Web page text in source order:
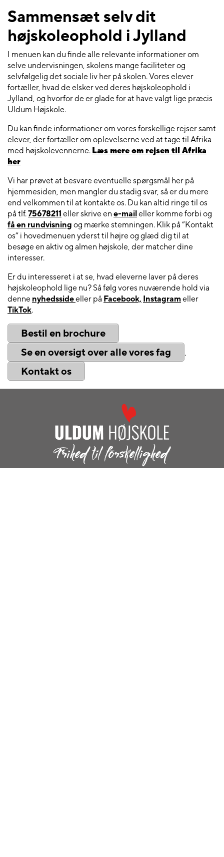
Sammensæt selv dit
højskoleophold i Jylland
I menuen kan du finde alle relevante informationer om
selve undervisningen, skolens mange faciliteter og
selvfølgelig det sociale liv her på skolen. Vores elever
fortæller, hvad de elsker ved deres højskoleophold i
Jylland, og hvorfor de er glade for at have valgt lige præcis
Uldum Højskole.
Du kan finde informationer om vores forskellige rejser samt
elever, der fortæller om oplevelserne ved at tage til Afrika
med højskolevennerne. Læs mere om rejsen til Afrika
her
Vi har prøvet at besvare eventuelle spørgsmål her på
hjemmesiden, men mangler du stadig svar, så er du mere
end velkommen til at kontakte os. Du kan altid ringe til os
på tlf.75678211 eller skrive en e-maileller komme forbi og
få en rundvisning og mærke stemningen. Klik på ”Kontakt
os” i hovedmenuen yderst til højre og glæd dig til at
besøge en aktiv og almen højskole, der matcher dine
interesser.
Er du interesseret i at se, hvad eleverne laver på deres
højskoleophold lige nu? Så følg vores nuværende hold via
denne nyhedssideeller på Facebook, Instagrameller
TikTok.
Bestil en brochure
Se en oversigt over alle vores fag
.
Kontakt os